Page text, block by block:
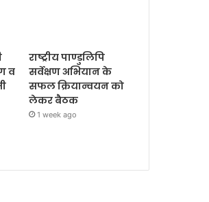
व
राष्ट्रीय पाण्डुलिपि
सर्वेक्षण अभियान के
सफल क्रियान्वयन को
लेकर बैठक
1 week ago